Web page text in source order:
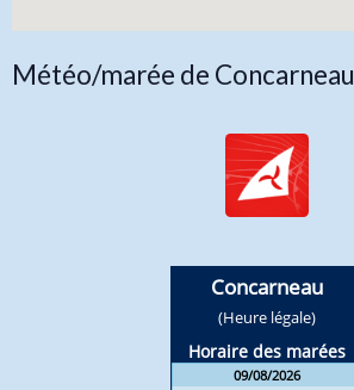
Météo/marée de Concarneau